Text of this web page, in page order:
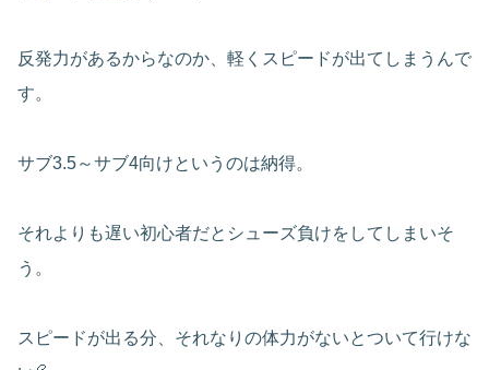
反発力があるからなのか、軽くスピードが出てしまうんで
す。
サブ3.5～サブ4向けというのは納得。
それよりも遅い初心者だとシューズ負けをしてしまいそ
う。
スピードが出る分、それなりの体力がないとついて行けな